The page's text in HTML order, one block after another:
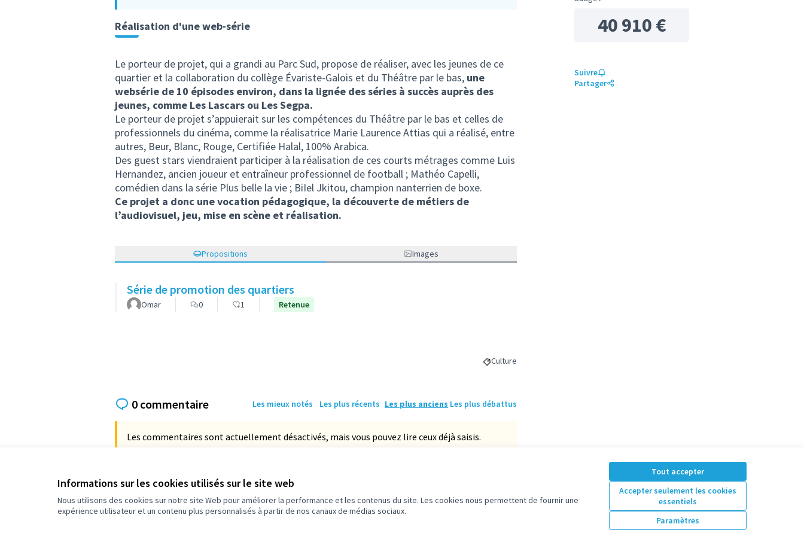
Informations sur les cookies utilisés sur le site web
Nous utilisons des cookies sur notre site Web pour améliorer la performance et les contenus du site. Les cookies nous permettent de fournir une
expérience utilisateur et un contenu plus personnalisés à partir de nos canaux de médias sociaux.
Tout accepter
Accepter seulement les cookies
essentiels
Paramètres
Réalisation d'une web-série
Le porteur de projet, qui a grandi au Parc Sud, propose de réaliser, avec les jeunes de ce
quartier et la collaboration du collège Évariste-Galois et du Théâtre par le bas, une
websérie de 10 épisodes environ, dans la lignée des séries à succès auprès des
jeunes, comme Les Lascars ou Les Segpa.
Le porteur de projet s’appuierait sur les compétences du Théâtre par le bas et celles de
professionnels du cinéma, comme la réalisatrice Marie Laurence Attias qui a réalisé, entre
autres, Beur, Blanc, Rouge, Certifiée Halal, 100% Arabica.
Des guest stars viendraient participer à la réalisation de ces courts métrages comme Luis
Hernandez, ancien joueur et entraîneur professionnel de football ; Mathéo Capelli,
comédien dans la série Plus belle la vie ; BiIel Jkitou, champion nanterrien de boxe.
Ce projet a donc une vocation pédagogique, la découverte de métiers de
l’audiovisuel, jeu, mise en scène et réalisation.
Propositions Images
Série de promotion des quartiers
Omar 0 1 Retenue
Filtrer les résultats de la catégorie : Culture
Culture
40 910 €
Suivre
Partager
0 commentaire Les mieux notés Les plus récents Les plus anciens Les plus débattus
Les commentaires sont actuellement désactivés, mais vous pouvez lire ceux déjà saisis.
Référence : participez.nanterre.fr-PROJ-2021-04-95